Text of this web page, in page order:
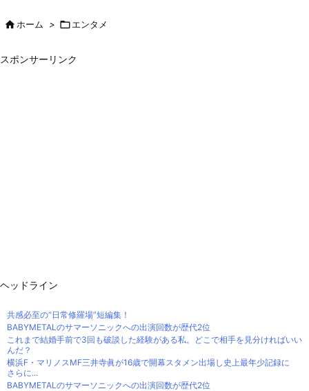
ホーム > エンタメ
スポンサーリンク
ヘッドライン
共感必至の“日常修羅場”短編集！
BABYMETALのサマーソニックへの出演回数が歴代2位
これまで結婚手前で3回も破談した経験がある私。どこで相手を見分ければいい
んだ？
横浜F・マリノスMF三井寺眞が16歳で開幕スタメン出場し史上最年少記録に
さらに...
BABYMETALのサマーソニックへの出演回数が歴代2位